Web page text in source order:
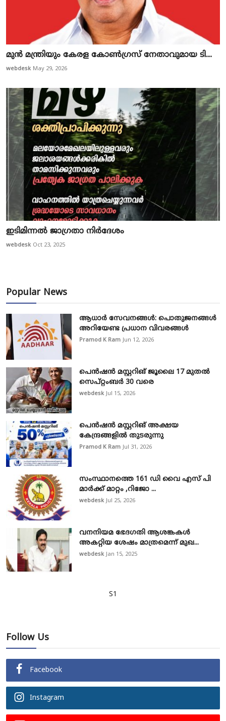
മു​ൻ മ​ന്ത്രി​യും കേ​ര​ള കോ​ൺ​ഗ്ര​സ് നേ​താ​വു​മാ​യ ടി.​...
webdesk May 29, 2026
ഇടിമിന്നൽ ജാഗ്രതാ നിർദേശം
webdesk Oct 23, 2025
Popular News
ആധാർ സേവനങ്ങൾ: പൊതുജനങ്ങൾ
അറിയേണ്ട പ്രധാന വിവരങ്ങൾ
Pramod K Ram Jun 12, 2026
പെൻഷൻ മസ്റ്ററിങ് ജൂലൈ 17 മുതൽ
സെപ്റ്റംബർ 30 വരെ
webdesk Jul 15, 2026
പെൻഷൻ മസ്റ്ററിങ് അക്ഷയ
കേന്ദ്രങ്ങളിൽ തുടരുന്നു
Pramod K Ram Jul 31, 2026
സംസ്ഥാനത്തെ 161 ഡി വൈ എസ് പി
മാർക്ക് മാറ്റം ,റിജോ ...
webdesk Jul 25, 2026
വനനിയമ ഭേദഗതി ആശങ്കകൾ
അകറ്റിയ ശേഷം മാത്രമെന്ന് മുഖ...
webdesk Jan 15, 2025
S1
Follow Us
Facebook
Instagram